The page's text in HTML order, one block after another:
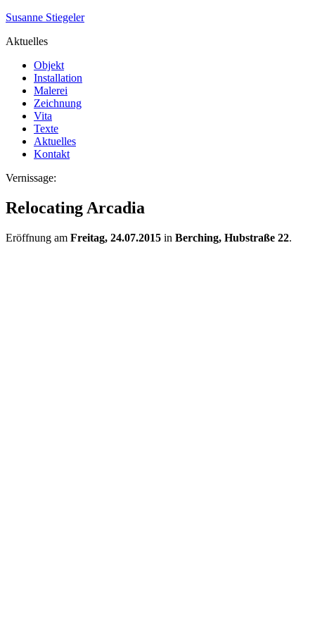
Susanne Stiegeler
Aktuelles
Objekt
Installation
Malerei
Zeichnung
Vita
Texte
Aktuelles
Kontakt
Vernissage:
Relocating Arcadia
Eröffnung am Freitag, 24.07.2015 in Berching, Hubstraße 22.